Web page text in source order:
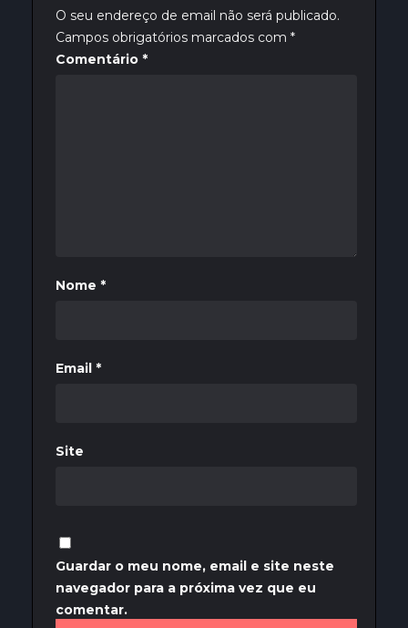
O seu endereço de email não será publicado.
Campos obrigatórios marcados com *
Comentário *
Nome *
Email *
Site
Guardar o meu nome, email e site neste
navegador para a próxima vez que eu
comentar.